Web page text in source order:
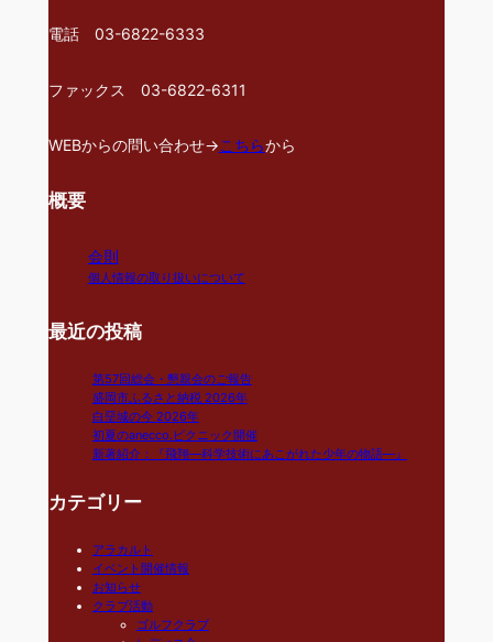
電話 03-6822-6333
ファックス 03-6822-6311
WEBからの問い合わせ→こちらから
概要
会則
個人情報の取り扱いについて
最近の投稿
第57回総会・懇親会のご報告
盛岡市ふるさと納税 2026年
白堊城の今 2026年
初夏のanecco.ピクニック開催
新著紹介：『飛翔―科学技術にあこがれた少年の物語―』
カテゴリー
アラカルト
イベント開催情報
お知らせ
クラブ活動
ゴルフクラブ